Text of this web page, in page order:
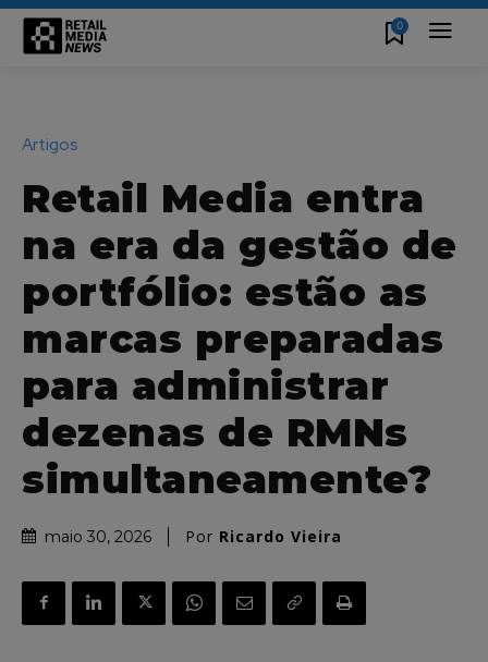
0
Artigos
Retail Media entra
na era da gestão de
portfólio: estão as
marcas preparadas
para administrar
dezenas de RMNs
simultaneamente?
maio 30, 2026 Por Ricardo Vieira